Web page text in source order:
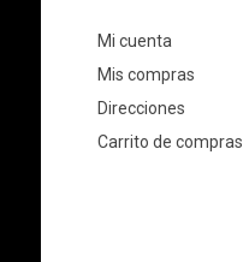
Mi cuenta
Mis compras
Direcciones
Carrito de compras